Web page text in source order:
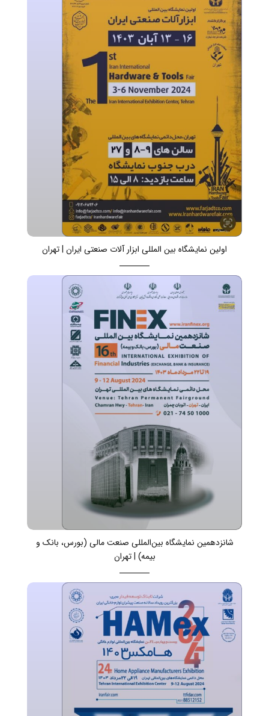
اولین نمایشگاه بین المللی ابزار آلات صنعتی ایران | تهران
شانزدهمین نمایشگاه بین‌المللی صنعت مالی (بورس، بانک و
بیمه) | تهران